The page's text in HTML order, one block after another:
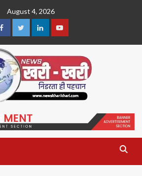
August 4, 2026
FacebookTwitterLinkedinYoutube